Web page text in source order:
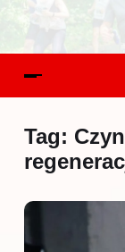
Tag: